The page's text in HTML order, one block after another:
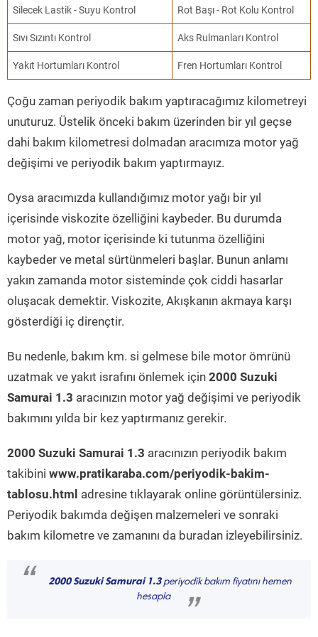
Silecek Lastik - Suyu Kontrol Rot Başı - Rot Kolu Kontrol
Sıvı Sızıntı Kontrol Aks Rulmanları Kontrol
Yakıt Hortumları Kontrol Fren Hortumları Kontrol
Çoğu zaman periyodik bakım yaptıracağımız kilometreyi
unuturuz. Üstelik önceki bakım üzerinden bir yıl geçse
dahi bakım kilometresi dolmadan aracımıza motor yağ
değişimi ve periyodik bakım yaptırmayız.
Oysa aracımızda kullandığımız motor yağı bir yıl
içerisinde viskozite özelliğini kaybeder. Bu durumda
motor yağ, motor içerisinde ki tutunma özelliğini
kaybeder ve metal sürtünmeleri başlar. Bunun anlamı
yakın zamanda motor sisteminde çok ciddi hasarlar
oluşacak demektir. Viskozite, Akışkanın akmaya karşı
gösterdiği iç dirençtir.
Bu nedenle, bakım km. si gelmese bile motor ömrünü
uzatmak ve yakıt israfını önlemek için 2000 Suzuki
Samurai 1.3 aracınızın motor yağ değişimi ve periyodik
bakımını yılda bir kez yaptırmanız gerekir.
2000 Suzuki Samurai 1.3 aracınızın periyodik bakım
takibini www.pratikaraba.com/periyodik-bakim-
tablosu.html adresine tıklayarak online görüntülersiniz.
Periyodik bakımda değişen malzemeleri ve sonraki
bakım kilometre ve zamanını da buradan izleyebilirsiniz.
“ 2000 Suzuki Samurai 1.3periyodik bakım fiyatını hemen
hesapla
”